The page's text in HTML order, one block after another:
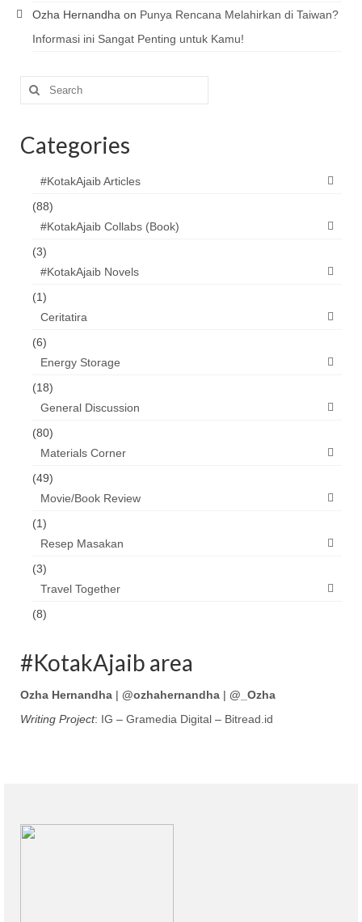
Ozha Hernandha on Punya Rencana Melahirkan di Taiwan?
Informasi ini Sangat Penting untuk Kamu!
Search
for:
Categories
#KotakAjaib Articles
(88)
#KotakAjaib Collabs (Book)
(3)
#KotakAjaib Novels
(1)
Ceritatira
(6)
Energy Storage
(18)
General Discussion
(80)
Materials Corner
(49)
Movie/Book Review
(1)
Resep Masakan
(3)
Travel Together
(8)
#KotakAjaib area
Ozha Hernandha | @ozhahernandha | @_Ozha
Writing Project: IG – Gramedia Digital – Bitread.id